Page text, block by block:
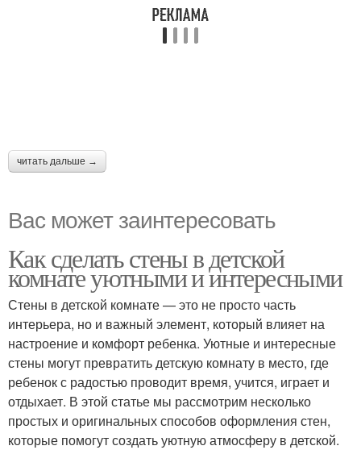
читать дальше →
Вас может заинтересовать
Как сделать стены в детской
комнате уютными и интересными
Стены в детской комнате — это не просто часть
интерьера, но и важный элемент, который влияет на
настроение и комфорт ребенка. Уютные и интересные
стены могут превратить детскую комнату в место, где
ребенок с радостью проводит время, учится, играет и
отдыхает. В этой статье мы рассмотрим несколько
простых и оригинальных способов оформления стен,
которые помогут создать уютную атмосферу в детской.